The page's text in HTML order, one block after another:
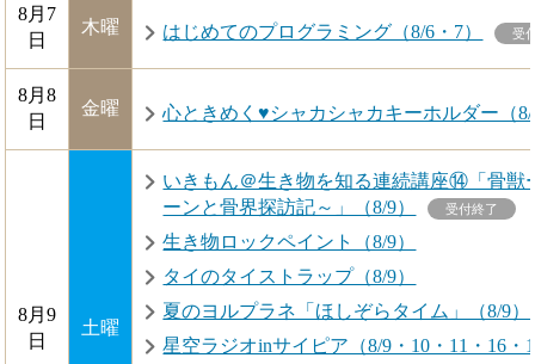
8月7
日
木曜 はじめてのプログラミング（8/6・7） 受
8月8
日
金曜 心ときめく♥シャカシャカキーホルダー（8/
8月9
日
土曜
いきもん＠生き物を知る連続講座⑭「骨獣
ーンと骨界探訪記～」（8/9）
受付終了
生き物ロックペイント（8/9）
タイのタイストラップ（8/9）
夏のヨルプラネ「ほしぞらタイム」（8/9）
星空ラジオinサイピア（8/9・10・11・16・